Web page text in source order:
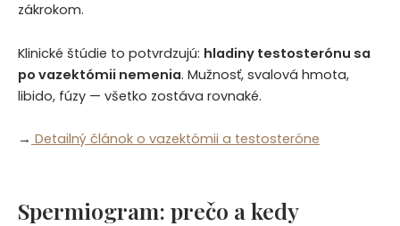
zákrokom.
Klinické štúdie to potvrdzujú: hladiny testosterónu sa
po vazektómii nemenia. Mužnosť, svalová hmota,
libido, fúzy — všetko zostáva rovnaké.
→ Detailný článok o vazektómii a testosteróne
Spermiogram: prečo a kedy